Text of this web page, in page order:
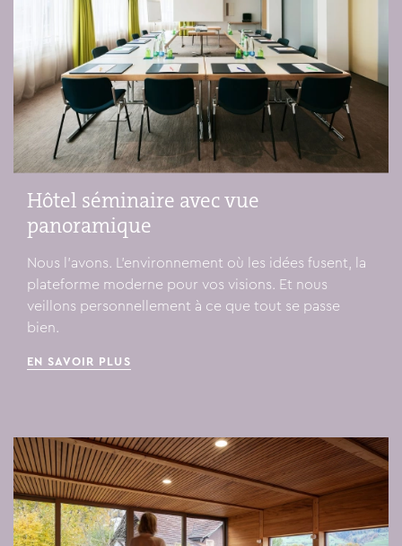
Hôtel séminaire avec vue
panoramique
Nous l'avons. L'environnement où les idées fusent, la
plateforme moderne pour vos visions. Et nous
veillons personnellement à ce que tout se passe
bien.
EN SAVOIR PLUS